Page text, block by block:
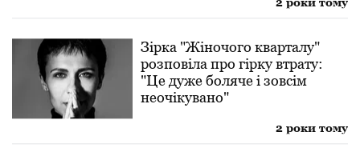
2 роки тому
Зірка "Жіночого кварталу"
розповіла про гірку втрату:
"Це дуже боляче і зовсім
неочікувано"
2 роки тому